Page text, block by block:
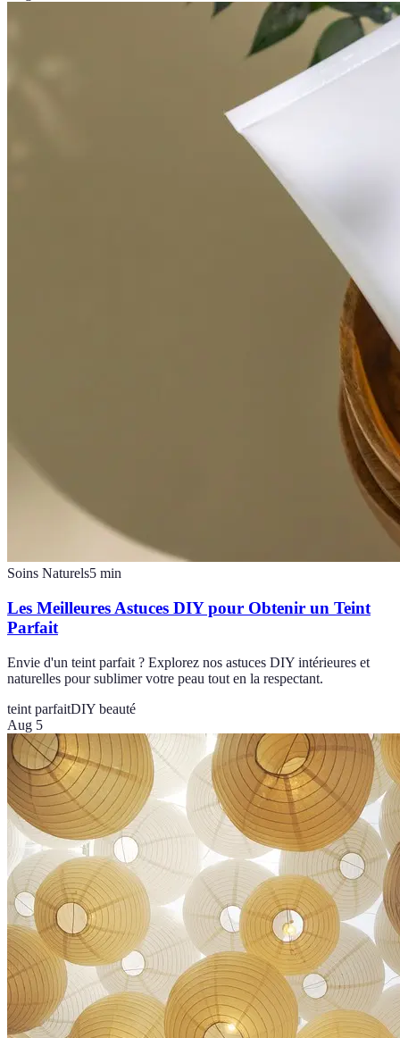
Soins Naturels5 min
Les Meilleures Astuces DIY pour Obtenir un Teint
Parfait
Envie d'un teint parfait ? Explorez nos astuces DIY intérieures et
naturelles pour sublimer votre peau tout en la respectant.
teint parfaitDIY beauté
Aug 5